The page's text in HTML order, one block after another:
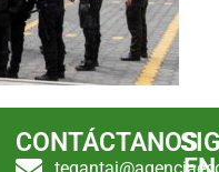
CONTÁCTANOS